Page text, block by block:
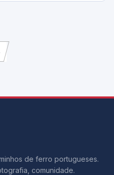
de ferro portugueses.
comunidade.